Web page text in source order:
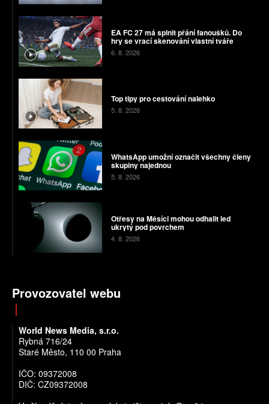
EA FC 27 má splnit přání fanoušků. Do
hry se vrací skenování vlastní tváře
6. 8. 2026
Top tipy pro cestování nalehko
5. 8. 2026
WhatsApp umožní označit všechny členy
skupiny najednou
5. 8. 2026
Otřesy na Měsíci mohou odhalit led
ukrytý pod povrchem
4. 8. 2026
Provozovatel webu
World News Media, s.r.o.
Rybná 716/24
Staré Město, 110 00 Praha
IČO: 09372008
DIČ: CZ09372008